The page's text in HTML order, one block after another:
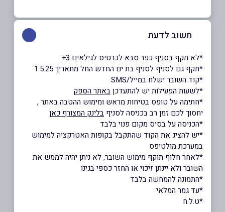
חשוב לדעת
*לא תקף בסניף כפר סבא לכרטיס לגילאים 3+
*תקף גם לסניף לסניף בת ים החדש החל מתאריך 1.5.25
*קוד השובר ישלח במייל/SMS
*לשעות הפעילות יש להתעדכןבאתר הספק
*חתימה על טופס בטיחות מראש ומימוש ההטבה באתר ,
יחסוך לכם זמן רב בכניסה לסניף בלינק המצורף כאן
*הכניסה על בסיס מקום פנוי בלבד
*יש להציג את הקוד שהתקבל בקופות האטרקציה למימוש
במערכת מולטיפס
*לאחר חלוף תוקף מימוש השובר, לא ניתן יהיה לממש את
השובר ולא יינתן זיכוי או החזר כספי בגינו
*התמונה להמחשה בלבד
*עד גמר המלאי
*ט.ל.ח